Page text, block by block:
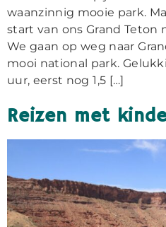
waanzinnig mooie park.
start van ons Grand
We gaan op weg naar
mooi national park.
uur, eerst nog 1,5 […]
Reizen met